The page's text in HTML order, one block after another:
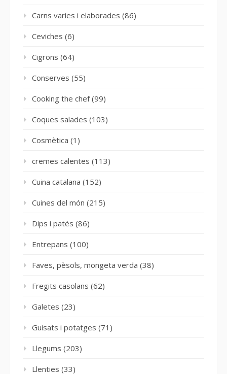
Carns varies i elaborades (86)
Ceviches (6)
Cigrons (64)
Conserves (55)
Cooking the chef(99)
Coques salades (103)
Cosmètica (1)
cremes calentes (113)
Cuina catalana (152)
Cuines del món (215)
Dips i patés (86)
Entrepans (100)
Faves, pèsols, mongeta verda (38)
Fregits casolans (62)
Galetes (23)
Guisats i potatges (71)
Llegums (203)
Llenties (33)